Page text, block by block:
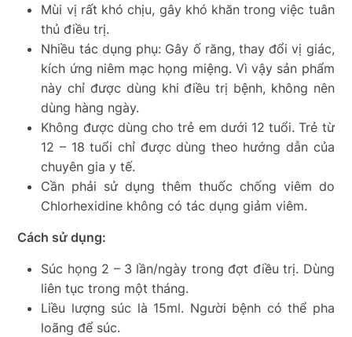
Mùi vị rất khó chịu, gây khó khăn trong việc tuân
thủ điều trị.
Nhiều tác dụng phụ: Gây ố răng, thay đổi vị giác,
kích ứng niêm mạc họng miệng. Vì vậy sản phẩm
này chỉ được dùng khi điều trị bệnh, không nên
dùng hàng ngày.
Không được dùng cho trẻ em dưới 12 tuổi. Trẻ từ
12 – 18 tuổi chỉ được dùng theo hướng dẫn của
chuyên gia y tế.
Cần phải sử dụng thêm thuốc chống viêm do
Chlorhexidine không có tác dụng giảm viêm.
Cách sử dụng:
Súc họng 2 – 3 lần/ngày trong đợt điều trị. Dùng
liên tục trong một tháng.
Liều lượng súc là 15ml. Người bệnh có thể pha
loãng để súc.